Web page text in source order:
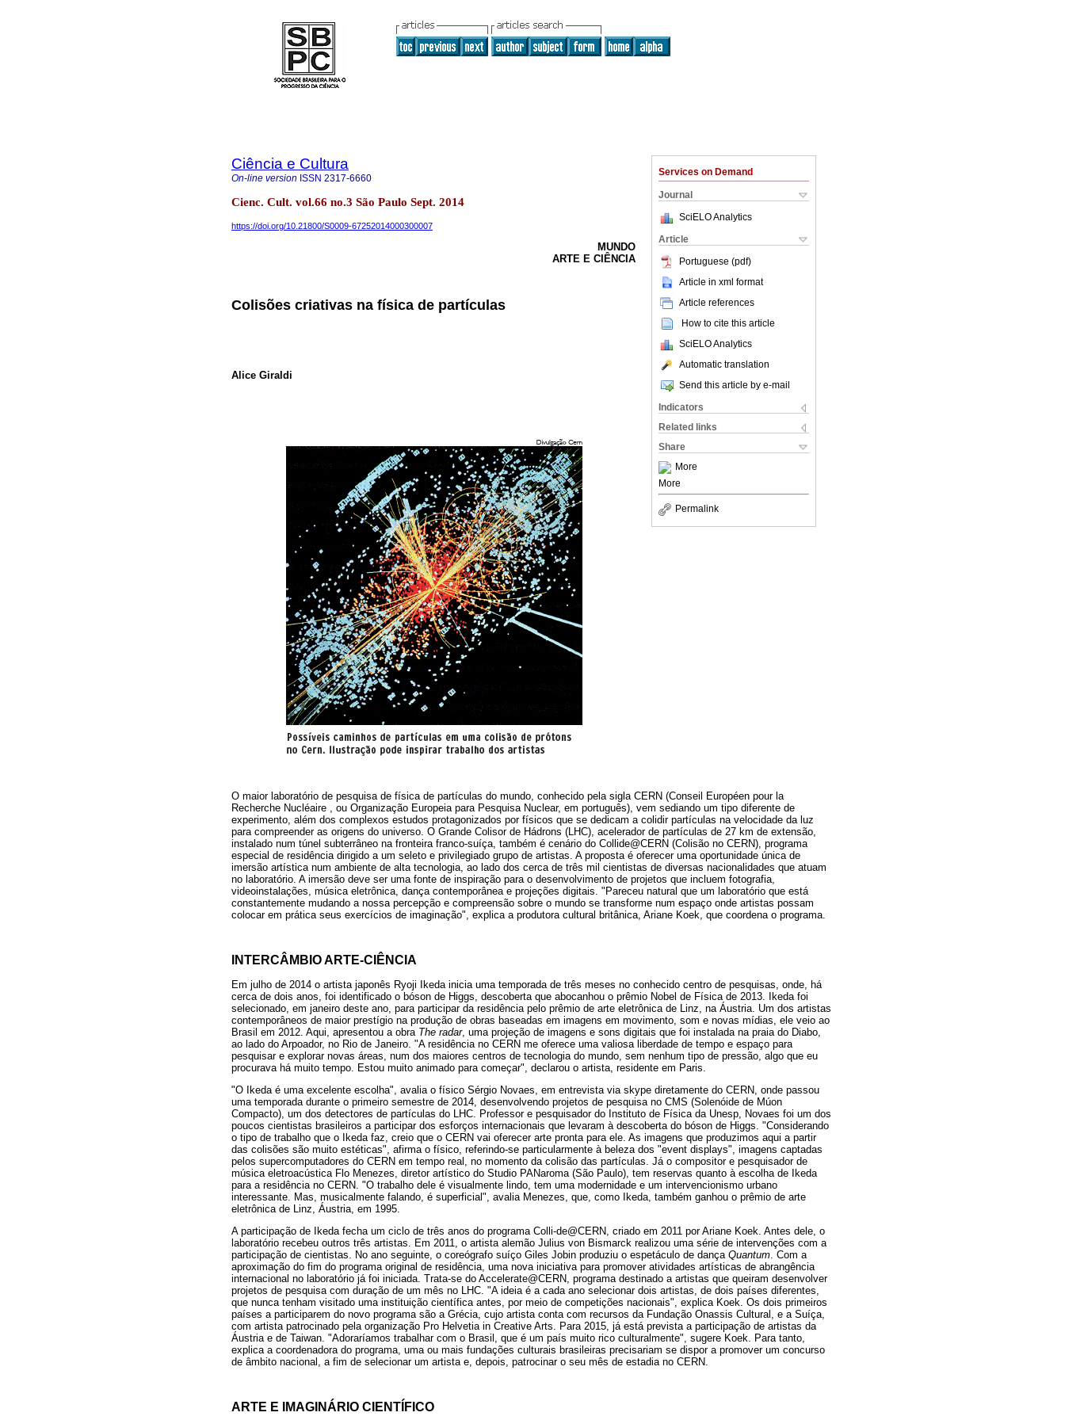
Services on Demand
Journal
SciELO Analytics
Article
Portuguese (pdf)
Article in xml format
Article references
How to cite this article
SciELO Analytics
Automatic translation
Send this article by e-mail
Indicators
Related links
Share
More
More
Permalink
Ciência e Cultura
On-line version ISSN 2317-6660
Cienc. Cult. vol.66 no.3 São Paulo Sept. 2014
https://doi.org/10.21800/S0009-67252014000300007
MUNDO
ARTE E CIÊNCIA
Colisões criativas na física de partículas
Alice Giraldi
O maior laboratório de pesquisa de física de partículas do mundo, conhecido pela sigla CERN (Conseil Européen pour la
Recherche Nucléaire , ou Organização Europeia para Pesquisa Nuclear, em português), vem sediando um tipo diferente de
experimento, além dos complexos estudos protagonizados por físicos que se dedicam a colidir partículas na velocidade da luz
para compreender as origens do universo. O Grande Colisor de Hádrons (LHC), acelerador de partículas de 27 km de extensão,
instalado num túnel subterrâneo na fronteira franco-suíça, também é cenário do Collide@CERN (Colisão no CERN), programa
especial de residência dirigido a um seleto e privilegiado grupo de artistas. A proposta é oferecer uma oportunidade única de
imersão artística num ambiente de alta tecnologia, ao lado dos cerca de três mil cientistas de diversas nacionalidades que atuam
no laboratório. A imersão deve ser uma fonte de inspiração para o desenvolvimento de projetos que incluem fotografia,
videoinstalações, música eletrônica, dança contemporânea e projeções digitais. "Pareceu natural que um laboratório que está
constantemente mudando a nossa percepção e compreensão sobre o mundo se transforme num espaço onde artistas possam
colocar em prática seus exercícios de imaginação", explica a produtora cultural britânica, Ariane Koek, que coordena o programa.
INTERCÂMBIO ARTE-CIÊNCIA
Em julho de 2014 o artista japonês Ryoji Ikeda inicia uma temporada de três meses no conhecido centro de pesquisas, onde, há
cerca de dois anos, foi identificado o bóson de Higgs, descoberta que abocanhou o prêmio Nobel de Física de 2013. Ikeda foi
selecionado, em janeiro deste ano, para participar da residência pelo prêmio de arte eletrônica de Linz, na Áustria. Um dos artistas
contemporâneos de maior prestígio na produção de obras baseadas em imagens em movimento, som e novas mídias, ele veio ao
Brasil em 2012. Aqui, apresentou a obra The radar, uma projeção de imagens e sons digitais que foi instalada na praia do Diabo,
ao lado do Arpoador, no Rio de Janeiro. "A residência no CERN me oferece uma valiosa liberdade de tempo e espaço para
pesquisar e explorar novas áreas, num dos maiores centros de tecnologia do mundo, sem nenhum tipo de pressão, algo que eu
procurava há muito tempo. Estou muito animado para começar", declarou o artista, residente em Paris.
"O Ikeda é uma excelente escolha", avalia o físico Sérgio Novaes, em entrevista via skype diretamente do CERN, onde passou
uma temporada durante o primeiro semestre de 2014, desenvolvendo projetos de pesquisa no CMS (Solenóide de Múon
Compacto), um dos detectores de partículas do LHC. Professor e pesquisador do Instituto de Física da Unesp, Novaes foi um dos
poucos cientistas brasileiros a participar dos esforços internacionais que levaram à descoberta do bóson de Higgs. "Considerando
o tipo de trabalho que o Ikeda faz, creio que o CERN vai oferecer arte pronta para ele. As imagens que produzimos aqui a partir
das colisões são muito estéticas", afirma o físico, referindo-se particularmente à beleza dos "event displays", imagens captadas
pelos supercomputadores do CERN em tempo real, no momento da colisão das partículas. Já o compositor e pesquisador de
música eletroacústica Flo Menezes, diretor artístico do Studio PANaroma (São Paulo), tem reservas quanto à escolha de Ikeda
para a residência no CERN. "O trabalho dele é visualmente lindo, tem uma modernidade e um intervencionismo urbano
interessante. Mas, musicalmente falando, é superficial", avalia Menezes, que, como Ikeda, também ganhou o prêmio de arte
eletrônica de Linz, Áustria, em 1995.
A participação de Ikeda fecha um ciclo de três anos do programa Colli-de@CERN, criado em 2011 por Ariane Koek. Antes dele, o
laboratório recebeu outros três artistas. Em 2011, o artista alemão Julius von Bismarck realizou uma série de intervenções com a
participação de cientistas. No ano seguinte, o coreógrafo suíço Giles Jobin produziu o espetáculo de dança Quantum . Com a
aproximação do fim do programa original de residência, uma nova iniciativa para promover atividades artísticas de abrangência
internacional no laboratório já foi iniciada. Trata-se do Accelerate@CERN, programa destinado a artistas que queiram desenvolver
projetos de pesquisa com duração de um mês no LHC. "A ideia é a cada ano selecionar dois artistas, de dois países diferentes,
que nunca tenham visitado uma instituição científica antes, por meio de competições nacionais", explica Koek. Os dois primeiros
países a participarem do novo programa são a Grécia, cujo artista conta com recursos da Fundação Onassis Cultural, e a Suíça,
com artista patrocinado pela organização Pro Helvetia in Creative Arts. Para 2015, já está prevista a participação de artistas da
Áustria e de Taiwan. "Adoraríamos trabalhar com o Brasil, que é um país muito rico culturalmente", sugere Koek. Para tanto,
explica a coordenadora do programa, uma ou mais fundações culturais brasileiras precisariam se dispor a promover um concurso
de âmbito nacional, a fim de selecionar um artista e, depois, patrocinar o seu mês de estadia no CERN.
ARTE E IMAGINÁRIO CIENTÍFICO